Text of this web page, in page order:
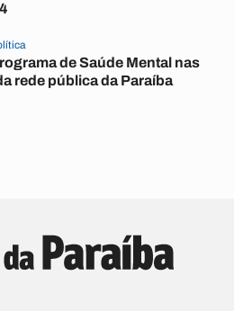
de Saúde Mental nas
rede pública da Paraíba